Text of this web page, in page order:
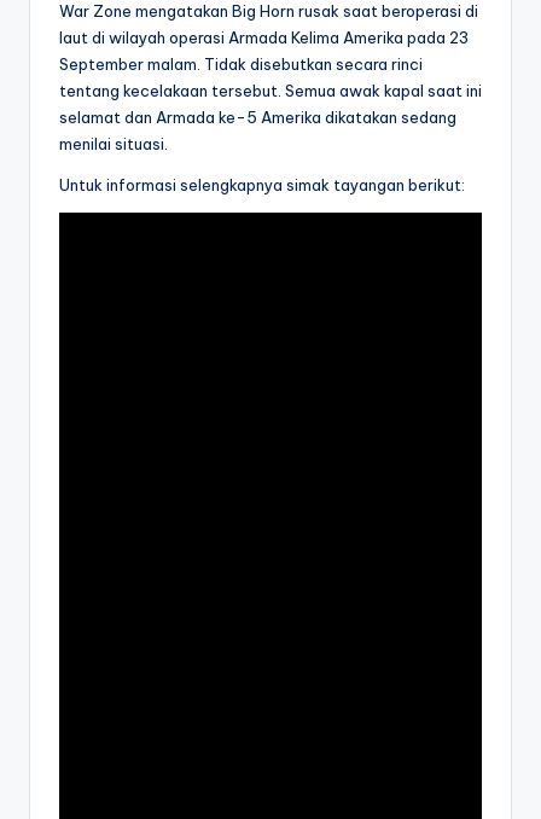
War Zone mengatakan Big Horn rusak saat beroperasi di
laut di wilayah operasi Armada Kelima Amerika pada 23
September malam. Tidak disebutkan secara rinci
tentang kecelakaan tersebut. Semua awak kapal saat ini
selamat dan Armada ke-5 Amerika dikatakan sedang
menilai situasi.
Untuk informasi selengkapnya simak tayangan berikut: